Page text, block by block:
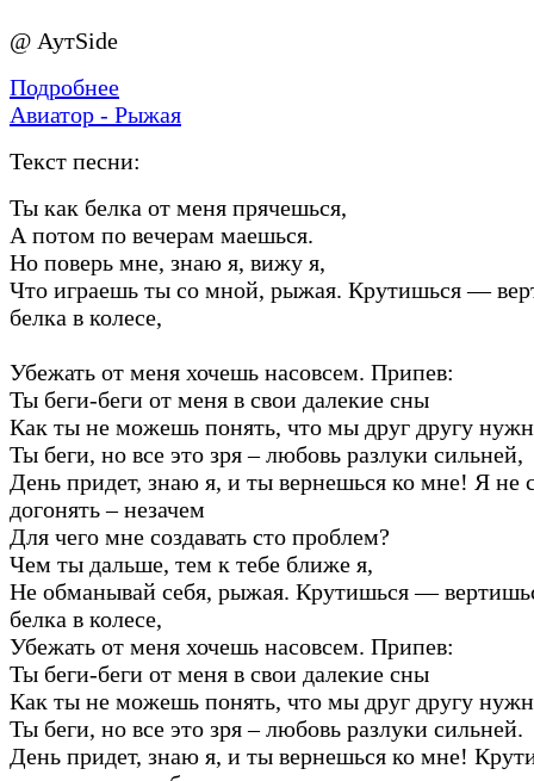
@ АутSide
Подробнее
Авиатор - Рыжая
Текст песни:
Ты как белка от меня прячешься,
А потом по вечерам маешься.
Но поверь мне, знаю я, вижу я,
Что играешь ты со мной, рыжая. Крутишься —
белка в колесе,
Убежать от меня хочешь насовсем. Припев:
Ты беги-беги от меня в свои далекие сны
Как ты не можешь понять, что мы друг другу
Ты беги, но все это зря – любовь разлуки сильней,
День придет, знаю я, и ты вернешься ко мне! Я не
догонять – незачем
Для чего мне создавать сто проблем?
Чем ты дальше, тем к тебе ближе я,
Не обманывай себя, рыжая. Крутишься —
белка в колесе,
Убежать от меня хочешь насовсем. Припев:
Ты беги-беги от меня в свои далекие сны
Как ты не можешь понять, что мы друг другу
Ты беги, но все это зря – любовь разлуки сильней.
День придет, знаю я, и ты вернешься ко мне!